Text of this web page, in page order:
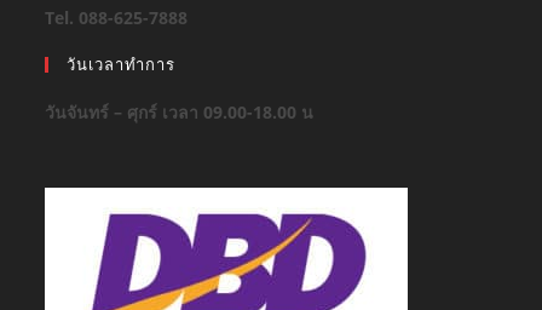
Tel. 088-625-7888
วันเวลาทำการ
วันจันทร์ – ศุกร์ เวลา 09.00-18.00 น